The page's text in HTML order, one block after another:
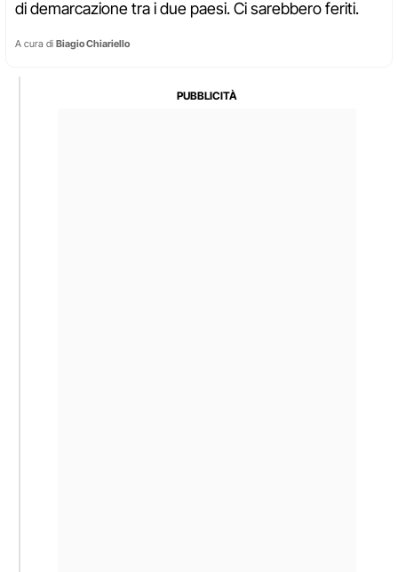
di demarcazione tra i due paesi. Ci sarebbero feriti.
A cura di Biagio Chiariello